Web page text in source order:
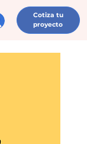
Cotiza tu
proyecto